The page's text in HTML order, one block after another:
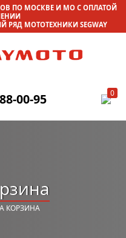
ПО МОСКВЕ И МО С ОПЛАТОЙ
РЯД МОТОТЕХНИКИ SEGWAY
00-95 0
КОРЗИНА